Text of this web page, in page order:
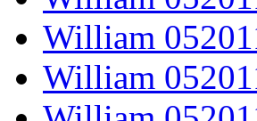
William
William